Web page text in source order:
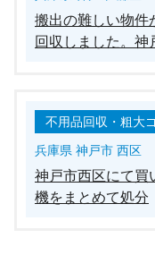
搬出の難しい物件
回収しました。神
不用品回収・粗大
兵庫県 神戸市 西区
神戸市西区にて買
機をまとめて処分